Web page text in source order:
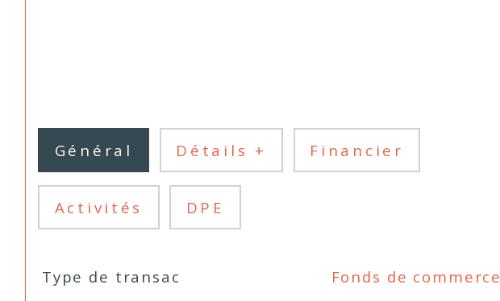
Général Détails + Financier
Activités DPE
TRAD_SIROCCO_Caracteristique
Type de transac Fonds de commerce